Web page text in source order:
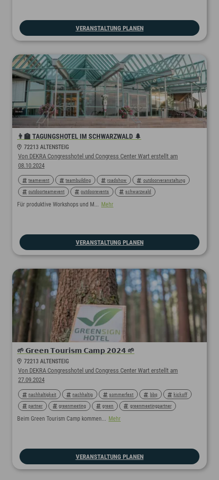
VERANSTALTUNG PLANEN
👨‍🏫 TAGUNGSHOTEL IM SCHWARZWALD 🌲
72213 ALTENSTEIG
Von DEKRA Congresshotel und Congress Center Wart erstellt am
08.10.2024
teamevent teambuilding roadshow outdoorveranstaltung
outdoorteamevent outdoorevents schwarzwald
nachhaltigeshotel nachhaltigemeetings
Für produktive Workshops und M... Mehr
VERANSTALTUNG PLANEN
🌱 𝗚𝗿𝗲𝗲𝗻 𝗧𝗼𝘂𝗿𝗶𝘀𝗺 𝗖𝗮𝗺𝗽 𝟮𝟬𝟮𝟰 🌱
72213 ALTENSTEIG
Von DEKRA Congresshotel und Congress Center Wart erstellt am
27.09.2024
nachhaltigkeit nachhaltig sommerfest bbq kickoff
partner greenmeeting green greenmeetingpartner
greensign greenconference greencertified
Beim Green Tourism Camp kommen... Mehr
VERANSTALTUNG PLANEN